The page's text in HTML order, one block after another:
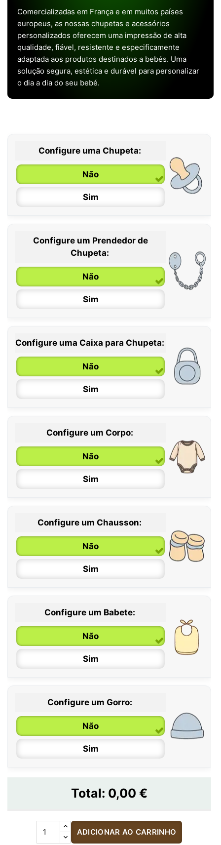
Comercializadas em França e em muitos países
europeus, as nossas chupetas e acessórios
personalizados oferecem uma impressão de alta
qualidade, fiável, resistente e especificamente
adaptada aos produtos destinados a bebés. Uma
solução segura, estética e durável para personalizar
o dia a dia do seu bebé.
Configure uma Chupeta:
Não
Sim
0 / 6 meses
6 / 36 meses
Configure um Prendedor de
Chupeta:
Não
Sim
Configure uma Caixa para Chupeta:
Não
Sim
Configure um Corpo:
Não
Sim
0 / 6 meses
6 / 12 meses
12 / 18 meses
Configure um Chausson:
Não
Sim
Configure um Babete:
Não
Sim
Configure um Gorro:
Não
Sim
Total: 0,00 €
ADICIONAR AO CARRINHO